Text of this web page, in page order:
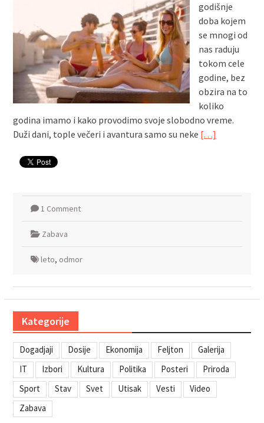
godišnje
doba kojem
se mnogi od
nas raduju
tokom cele
godine, bez
obzira na to
koliko
godina imamo i kako provodimo svoje slobodno vreme.
Duži dani, tople večeri i avantura samo su neke […]
1 Comment
Zabava
leto, odmor
Kategorije
Dogadjaji Dosije Ekonomija Feljton
Galerija
IT
Izbori Kultura Politika Posteri
Priroda
Sport
Stav Svet Utisak Vesti
Video
Zabava